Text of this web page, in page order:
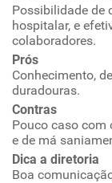
Oportunidade
Conciliação com
Benefícios
Não
Possibilidade de
hospitalar, e
colaboradores.
Prós
Conhecimento,
duradouras.
Contras
Pouco caso com
e de má
Dica a diretoria
Boa